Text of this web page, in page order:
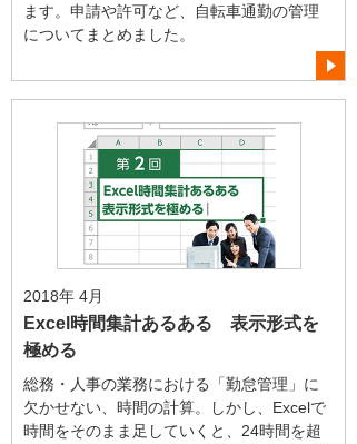
ます。申請や許可など、自転車通勤の管理
についてまとめました。
2018年 4月
Excel時間集計あるある 表示形式を
極める
総務・人事の業務における「勤怠管理」に
欠かせない、時間の計算。しかし、Excelで
時間をそのまま足していくと、24時間を超